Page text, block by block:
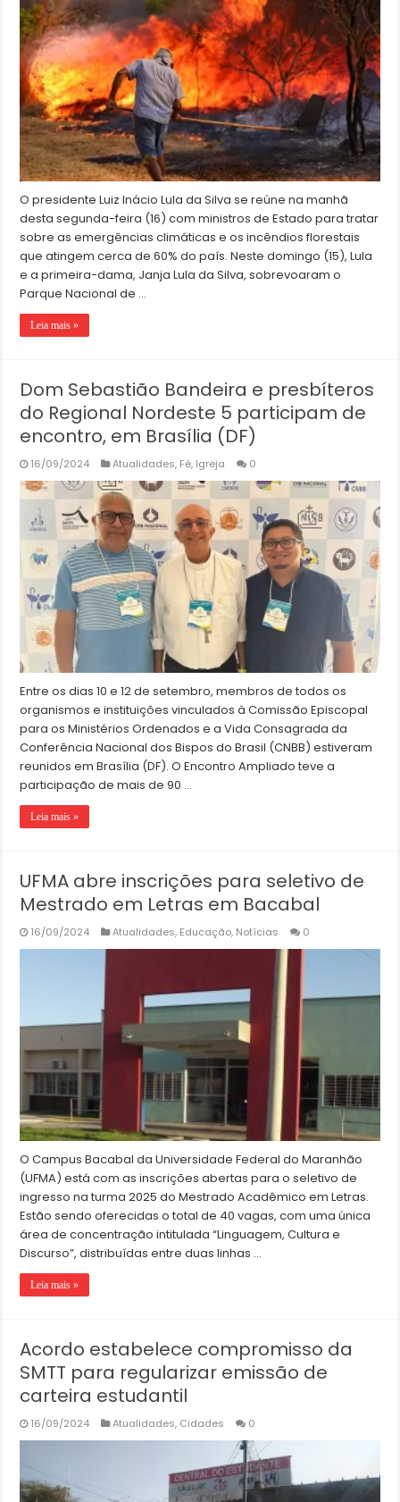
O presidente Luiz Inácio Lula da Silva se reúne na manhã
desta segunda-feira (16) com ministros de Estado para tratar
sobre as emergências climáticas e os incêndios florestais
que atingem cerca de 60% do país. Neste domingo (15), Lula
e a primeira-dama, Janja Lula da Silva, sobrevoaram o
Parque Nacional de …
Leia mais »
Dom Sebastião Bandeira e presbíteros
do Regional Nordeste 5 participam de
encontro, em Brasília (DF)
16/09/2024 Atualidades, Fé, Igreja 0
Entre os dias 10 e 12 de setembro, membros de todos os
organismos e instituições vinculados à Comissão Episcopal
para os Ministérios Ordenados e a Vida Consagrada da
Conferência Nacional dos Bispos do Brasil (CNBB) estiveram
reunidos em Brasília (DF). O Encontro Ampliado teve a
participação de mais de 90 …
Leia mais »
UFMA abre inscrições para seletivo de
Mestrado em Letras em Bacabal
16/09/2024 Atualidades, Educação, Notícias 0
O Campus Bacabal da Universidade Federal do Maranhão
(UFMA) está com as inscrições abertas para o seletivo de
ingresso na turma 2025 do Mestrado Acadêmico em Letras.
Estão sendo oferecidas o total de 40 vagas, com uma única
área de concentração intitulada “Linguagem, Cultura e
Discurso”, distribuídas entre duas linhas …
Leia mais »
Acordo estabelece compromisso da
SMTT para regularizar emissão de
carteira estudantil
16/09/2024 Atualidades, Cidades 0